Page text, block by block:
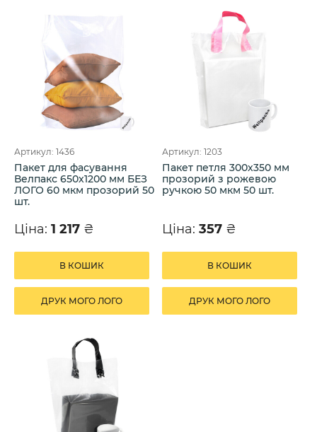
Артикул: 1436
Пакет для фасування
Велпакс 650х1200 мм БЕЗ
ЛОГО 60 мкм прозорий 50
шт.
Ціна: 1 217 ₴
В КОШИК
ДРУК МОГО ЛОГО
Артикул: 1203
Пакет петля 300х350 мм
прозорий з рожевою
ручкою 50 мкм 50 шт.
Ціна: 357 ₴
В КОШИК
ДРУК МОГО ЛОГО